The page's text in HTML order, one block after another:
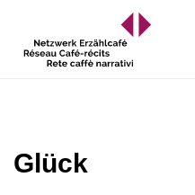
Glück